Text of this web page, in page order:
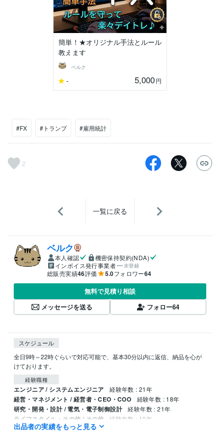
簡単！★オリジナル手法とルール
教えます
ベルク
- 5,000円
#FX #トランプ #雇用統計
2
一覧に戻る
ベルク
本人確認
機密保持契約(NDA)
インボイス発行事業者
未登録
総販売実績46評価 5.0フォロワー64
無料で見積り相談
メッセージを送る
フォロー64
スケジュール
全日9時～22時ぐらいで対応可能で、基本30分以内に返信、納品を心が
けております。
経験職種
エンジニア / システムエンジニア 経験年数 : 21年
経営・マネジメント / 経営者・CEO・COO 経験年数 : 18年
研究・開発・設計 / 電気・電子制御設計 経験年数 : 21年
ライフスタイル・その他 / その他 経験年数 : 10年
出品者の実績をもっと見る